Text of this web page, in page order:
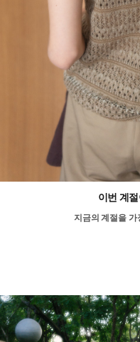
이번 계
지금의 계절을